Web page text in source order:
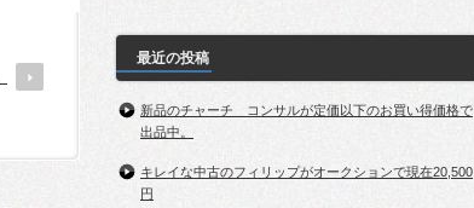
最近の投稿
新品のチャーチ コンサルが定価以下のお買い得価格で
出品中。
キレイな中古のフィリップがオークションで現在20,500
円